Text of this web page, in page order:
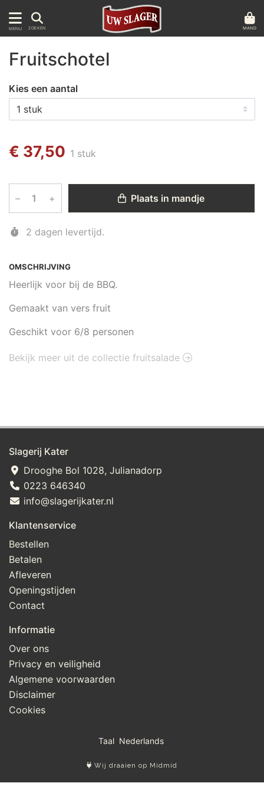
MENU ZOEKEN MAND
OMSCHRIJVING
Heerlijk voor bij de BBQ.
Gemaakt van vers fruit
Geschikt voor 6/8 personen
Fruitschotel
Kies een aantal
€ 37,50 1 stuk
– + Plaats in mandje
2 dagen levertijd.
Bekijk meer uit de collectie fruitsalade
Slagerij Kater
Drooghe Bol 1028, Julianadorp
0223 646340
info@slagerijkater.nl
Klantenservice
Bestellen
Betalen
Afleveren
Openingstijden
Contact
Informatie
Over ons
Privacy en veiligheid
Algemene voorwaarden
Disclaimer
Cookies
Taal
Wij draaien op Midmid